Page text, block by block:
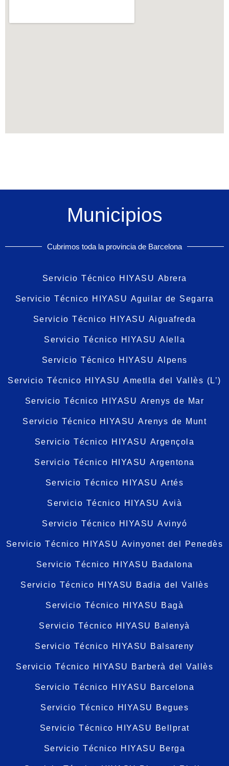
Municipios
Cubrimos toda la provincia de Barcelona
Servicio Técnico HIYASU Abrera
Servicio Técnico HIYASU Aguilar de Segarra
Servicio Técnico HIYASU Aiguafreda
Servicio Técnico HIYASU Alella
Servicio Técnico HIYASU Alpens
Servicio Técnico HIYASU Ametlla del Vallès (L’)
Servicio Técnico HIYASU Arenys de Mar
Servicio Técnico HIYASU Arenys de Munt
Servicio Técnico HIYASU Argençola
Servicio Técnico HIYASU Argentona
Servicio Técnico HIYASU Artés
Servicio Técnico HIYASU Avià
Servicio Técnico HIYASU Avinyó
Servicio Técnico HIYASU Avinyonet del Penedès
Servicio Técnico HIYASU Badalona
Servicio Técnico HIYASU Badia del Vallès
Servicio Técnico HIYASU Bagà
Servicio Técnico HIYASU Balenyà
Servicio Técnico HIYASU Balsareny
Servicio Técnico HIYASU Barberà del Vallès
Servicio Técnico HIYASU Barcelona
Servicio Técnico HIYASU Begues
Servicio Técnico HIYASU Bellprat
Servicio Técnico HIYASU Berga